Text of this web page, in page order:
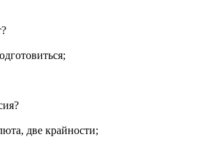
две крайности;